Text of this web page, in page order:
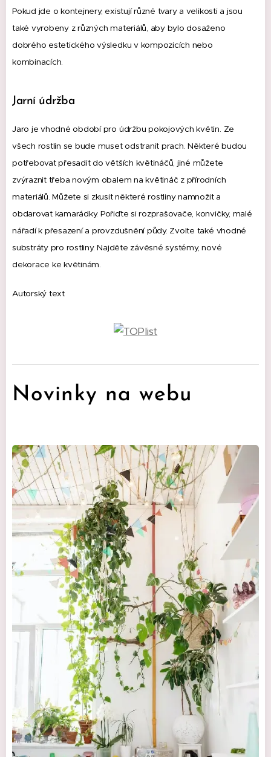
Pokud jde o kontejnery, existují různé tvary a velikosti a jsou
také vyrobeny z různých materiálů, aby bylo dosaženo
dobrého estetického výsledku v kompozicích nebo
kombinacích.
Jarní údržba
Jaro je vhodné období pro údržbu pokojových květin. Ze
všech rostlin se bude muset odstranit prach.Některé budou
potřebovat přesadit do větších květináčů, jiné můžete
zvýraznit třeba novým obalem na květináč z přírodních
materiálů.Můžete si zkusit některé rostliny namnožit a
obdarovat kamarádky. Pořiďte si rozprašovače, konvičky, malé
nářadí k přesazení a provzdušnění půdy. Zvolte také vhodné
substráty pro rostliny.Najděte závěsné systémy, nové
dekorace ke květinám.
Autorský text
Novinky na webu